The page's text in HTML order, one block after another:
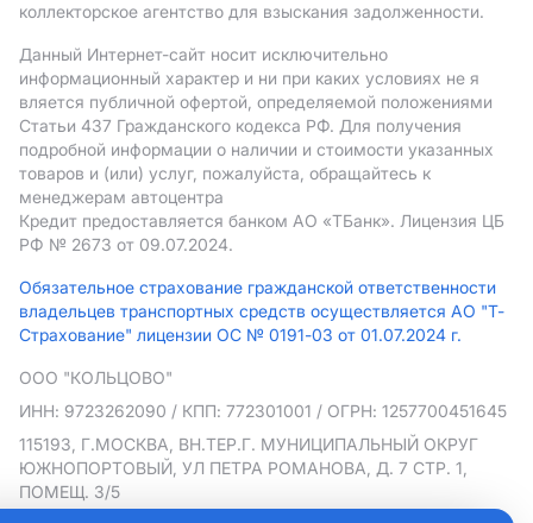
коллекторское агентство для взыскания задолженности.
Данный Интернет-сайт носит исключительно
информационный характер и ни при каких условиях не я
вляется публичной офертой, определяемой положениями
Статьи 437 Гражданского кодекса РФ. Для получения
подробной информации о наличии и стоимости указанных
товаров и (или) услуг, пожалуйста, обращайтесь к
менеджерам автоцентра
Кредит предоставляется банком АO «ТБанк». Лицензия ЦБ
РФ № 2673 от 09.07.2024.
Обязательное страхование гражданской ответственности
владельцев транспортных средств осуществляется АО "Т-
Страхование" лицензии ОС № 0191-03 от 01.07.2024 г.
ООО "КОЛЬЦОВО"
ИНН: 9723262090 / КПП: 772301001 / ОГРН: 1257700451645
115193, Г.МОСКВА, ВН.ТЕР.Г. МУНИЦИПАЛЬНЫЙ ОКРУГ
ЮЖНОПОРТОВЫЙ, УЛ ПЕТРА РОМАНОВА, Д. 7 СТР. 1,
ПОМЕЩ. 3/5